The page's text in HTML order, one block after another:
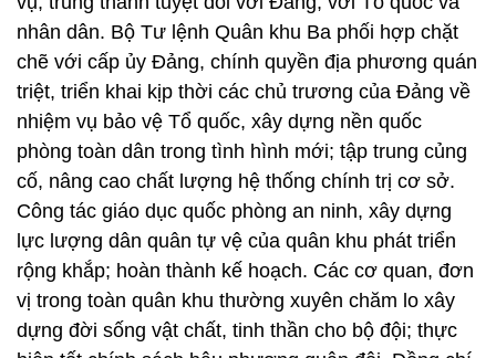
nhân dân. Bộ Tư lệnh Quân khu Ba phối hợp chặt
chẽ với cấp ủy Đảng, chính quyền địa phương quán
triệt, triển khai kịp thời các chủ trương của Đảng về
nhiệm vụ bảo vệ Tổ quốc, xây dựng nền quốc
phòng toàn dân trong tình hình mới; tập trung củng
cố, nâng cao chất lượng hệ thống chính trị cơ sở.
Công tác giáo dục quốc phòng an ninh, xây dựng
lực lượng dân quân tự vệ của quân khu phát triển
rộng khắp; hoàn thành kế hoạch. Các cơ quan, đơn
vị trong toàn quân khu thường xuyên chăm lo xây
dựng đời sống vật chất, tinh thần cho bộ đội; thực